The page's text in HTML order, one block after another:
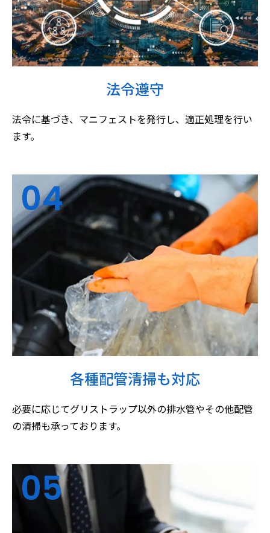
法令遵守
法令に基づき、マニフェストを発行し、適正処理を行い
ます。
各種配管清掃も対応
必要に応じてグリストラップ以外の排水管やその他配管
の清掃も承っております。